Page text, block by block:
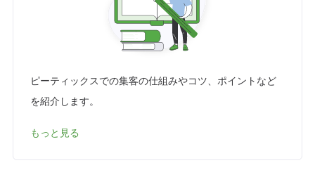
ピーティックスでの集客の仕組みやコツ、ポイントなど
を紹介します。
もっと見る